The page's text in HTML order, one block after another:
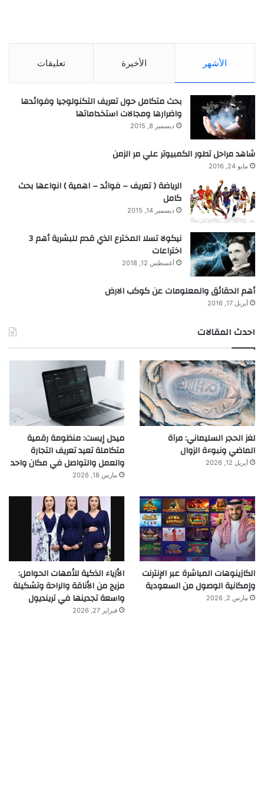
الأشهر الأخيرة تعليقات
بحث متكامل حول تعريف التكنولوجيا وفوائدها
واضرارها ومجالات استخداماتها
ديسمبر 8, 2015
شاهد مراحل تطور الكمبيوتر علي مر الزمن
مايو 24, 2016
الرياضة ( تعريف – فوائد – اهمية ) انواعها بحث
كامل
ديسمبر 14, 2015
نيكولا تسلا المخترع الذي قدم للبشرية أهم 3
اختراعات
أغسطس 12, 2018
أهم الحقائق والمعلومات عن كوكب الارض
أبريل 17, 2016
احدث المقالات
لغز الحجر السليماني: مرآة
الماضي ونبوءة الزوال
أبريل 12, 2026
ميدل إيست: منظومة رقمية
متكاملة تعيد تعريف التجارة
والعمل والتواصل في مكان واحد
مارس 18, 2026
الكازينوهات المباشرة عبر الإنترنت
وإمكانية الوصول من السعودية
مارس 2, 2026
الأزياء الذكية للأمهات الحوامل:
مزيج من الأناقة والراحة وتشكيلة
واسعة تجدينها في ترينديول
فبراير 27, 2026